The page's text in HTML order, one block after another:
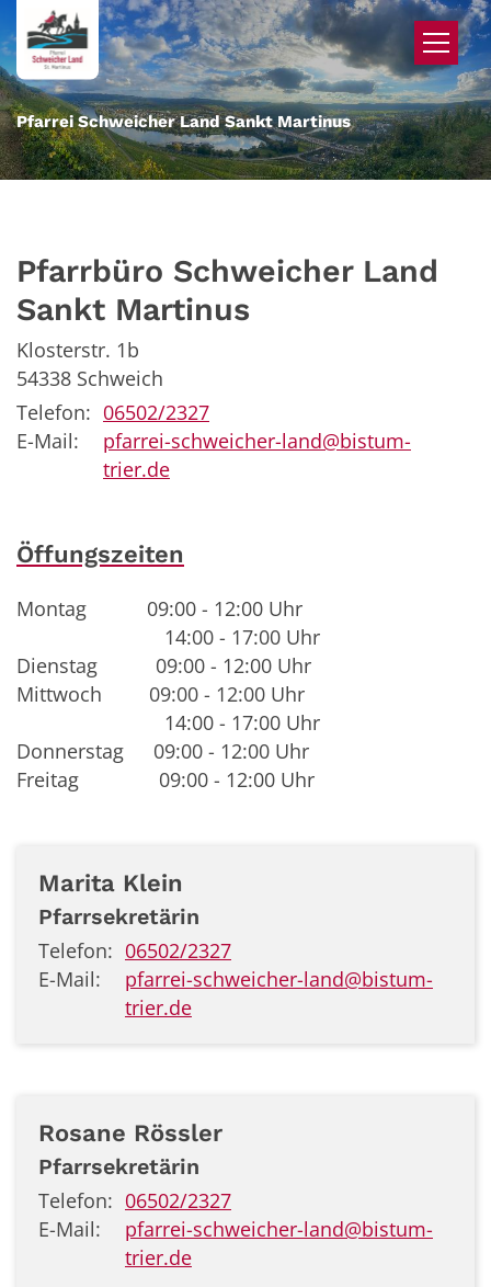
Zum Inhalt springen
Pfarrei Schweicher Land Sankt Martinus
Pfarrbüro Schweicher Land
Sankt Martinus
Klosterstr. 1b
54338 Schweich
Telefon: 06502/2327
E-Mail:
pfarrei-schweicher-land@bistum-
trier.de
Öffungszeiten
Montag
09:00 - 12:00 Uhr
14:00 - 17:00 Uhr
Dienstag
09:00 - 12:00 Uhr
Mittwoch
09:00 - 12:00 Uhr
14:00 - 17:00 Uhr
Donnerstag
09:00 - 12:00 Uhr
Freitag
09:00 - 12:00 Uhr
Marita Klein
Pfarrsekretärin
Telefon: 06502/2327
E-Mail:
pfarrei-schweicher-land@bistum-
trier.de
Rosane Rössler
Pfarrsekretärin
Telefon: 06502/2327
E-Mail:
pfarrei-schweicher-land@bistum-
trier.de